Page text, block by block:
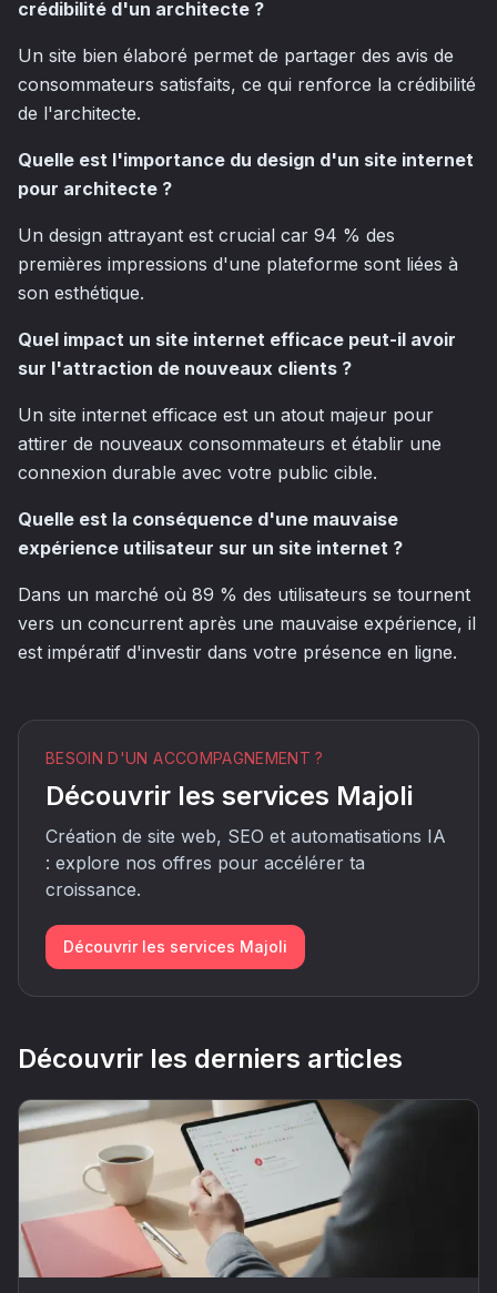
crédibilité d'un architecte ?
Un site bien élaboré permet de partager des avis de
consommateurs satisfaits, ce qui renforce la crédibilité
de l'architecte.
Quelle est l'importance du design d'un site internet
pour architecte ?
Un design attrayant est crucial car 94 % des
premières impressions d'une plateforme sont liées à
son esthétique.
Quel impact un site internet efficace peut-il avoir
sur l'attraction de nouveaux clients ?
Un site internet efficace est un atout majeur pour
attirer de nouveaux consommateurs et établir une
connexion durable avec votre public cible.
Quelle est la conséquence d'une mauvaise
expérience utilisateur sur un site internet ?
Dans un marché où 89 % des utilisateurs se tournent
vers un concurrent après une mauvaise expérience, il
est impératif d'investir dans votre présence en ligne.
BESOIN D'UN ACCOMPAGNEMENT ?
Découvrir les services Majoli
Création de site web, SEO et automatisations IA
: explore nos offres pour accélérer ta
croissance.
Découvrir les services Majoli
Découvrir les derniers articles